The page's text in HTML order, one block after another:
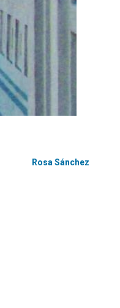
Rosa Sánchez